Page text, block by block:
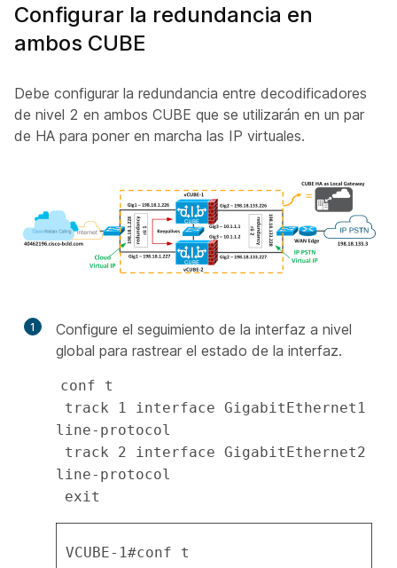
Configurar la redundancia en
ambos CUBE
Debe configurar la redundancia entre decodificadores
de nivel 2 en ambos CUBE que se utilizarán en un par
de HA para poner en marcha las IP virtuales.
1
Configure el seguimiento de la interfaz a nivel
global para rastrear el estado de la interfaz.
conf t
line-protocol
line-protocol
VCUBE-1#conf t